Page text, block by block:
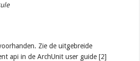
Zie de uitgebreide
api in de ArchUnit user guide [2]